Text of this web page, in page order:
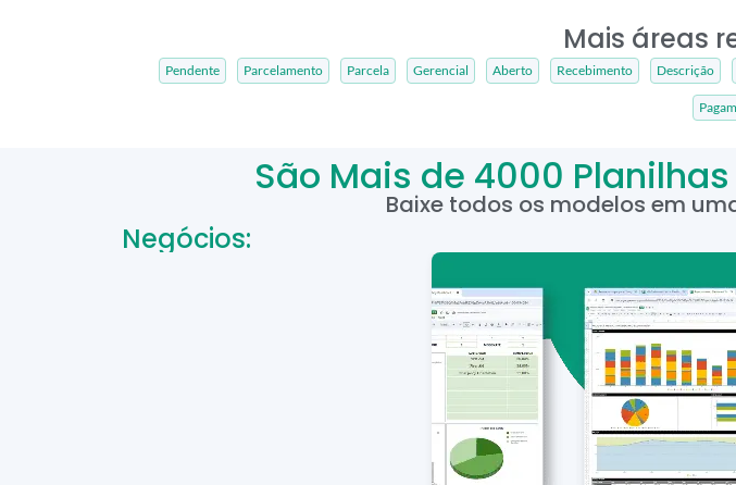
Mais áreas
Pendente Parcelamento Parcela Gerencial Aberto Recebimento Descrição
São Mais de 4000
Baixe todos os modelos em
Negócios: